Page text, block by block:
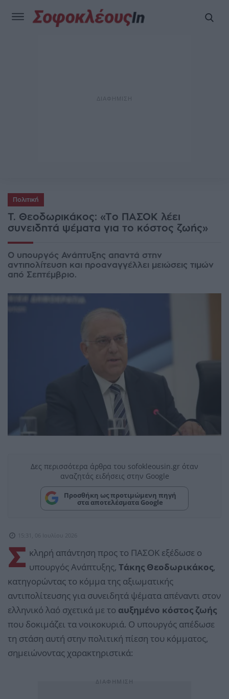
Πολιτική
T. Θεοδωρικάκος: «Το ΠΑΣΟΚ λέει
συνειδητά ψέματα για το κόστος ζωής»
Ο υπουργός Ανάπτυξης απαντά στην
αντιπολίτευση και προαναγγέλλει μειώσεις τιμών
από Σεπτέμβριο.
Δες περισσότερα άρθρα του sofokleousin.gr όταν
αναζητάς ειδήσεις στην Google
Προσθήκη ως προτιμώμενη πηγή
στα αποτελέσματα Google
15:31, 06 Ιουλίου 2026
Σ κληρή απάντηση προς το ΠΑΣΟΚ εξέδωσε ο
υπουργός Ανάπτυξης, Τάκης Θεοδωρικάκος,
κατηγορώντας το κόμμα της αξιωματικής
αντιπολίτευσης για συνειδητά ψέματα απέναντι στον
ελληνικό λαό σχετικά με το αυξημένο κόστος ζωής
που δοκιμάζει τα νοικοκυριά. Ο υπουργός απέδωσε
τη στάση αυτή στην πολιτική πίεση του κόμματος,
σημειώνοντας χαρακτηριστικά: